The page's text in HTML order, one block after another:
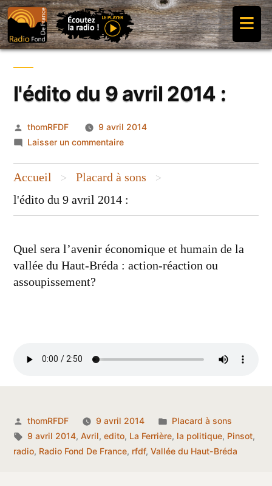
Aller
au
contenu
≡
l'édito du 9 avril 2014 :
Publié
par
thomRFDF
9 avril 2014
Laisser un commentairesur
avril
2014
Accueil > Placard à sons >
l'édito du 9 avril 2014 :
Quel sera l’avenir économique et humain de la
vallée du Haut-Bréda : action-réaction ou
assoupissement?
Publié
par
thomRFDF 9 avril 2014
Publié
dans
Placard à sons
Étiquettes :
9 avril 2014,Avril,edito, La Ferrière, la politique, Pinsot,
radio, Radio Fond De France, rfdf, Vallée du Haut-Bréda